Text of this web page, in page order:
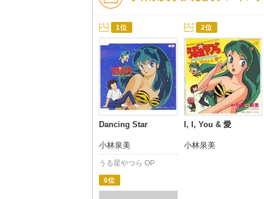
1位
Dancing Star
小林泉美
うる星やつら OP
2位
I, I, You & 愛
小林泉美
6位